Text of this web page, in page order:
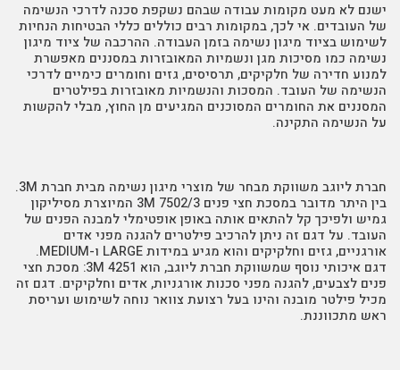
ישנם לא מעט מקומות עבודה שבהם נשקפת סכנה לדרכי הנשימה
של העובדים. אי לכך, במקומות רבים כוללים כללי הבטיחות הנחיות
לשימוש בציוד מיגון נשימה בזמן העבודה. ההרכבה של ציוד מיגון
נשימה כמו מסיכות מגן ונשמיות המאובזרות במסננים מאפשרת
למנוע חדירה של חלקיקים, תרסיסים, גזים וחומרים כימיים לדרכי
הנשימה של העובד. המסכות והנשמיות מאובזרות בפילטרים
המסננים את החומרים המסוכנים המגיעים מן החוץ, מבלי להקשות
על הנשימה התקינה.
חברת ליוגב משווקת מבחר של מוצרי מיגון נשימה מבית חברת 3M.
בין היתר מדובר במסכת חצי פנים 3M 7502/3 המיוצרת מסיליקון
גמיש ולפיכך קל להתאים אותה באופן אופטימלי למבנה הפנים של
העובד. על דגם זה ניתן להרכיב פילטרים להגנה מפני אדים
אורגניים, גזים וחלקיקים והוא מגיע במידות LARGE ו-MEDIUM.
דגם איכותי נוסף שמשווקת חברת ליוגב, הוא 3M 4251: מסכת חצי
פנים לצבעים, להגנה מפני סכנות אורגניות, אדים וחלקיקים. דגם זה
מכיל פילטר מובנה והינו בעל רצועת צוואר נוחה לשימוש ועריסת
ראש מתכווננת.